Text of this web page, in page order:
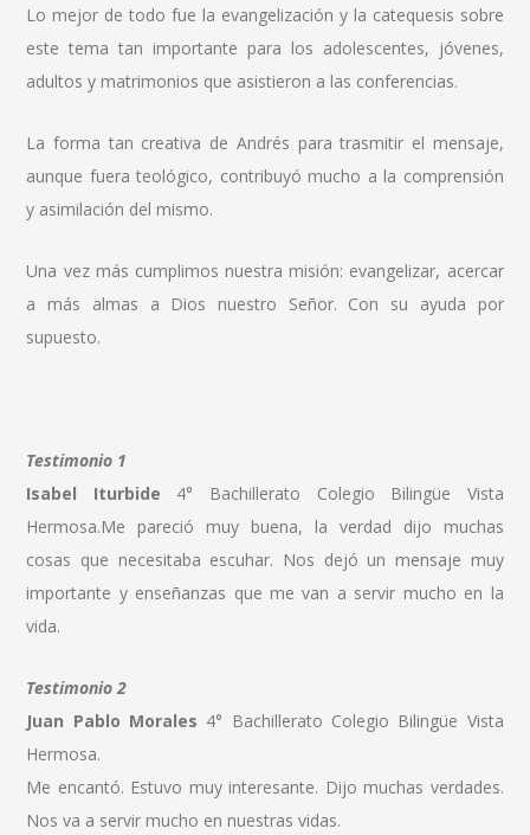
Lo mejor de todo fue la evangelización y la catequesis sobre
este tema tan importante para los adolescentes, jóvenes,
adultos y matrimonios que asistieron a las conferencias.
La forma tan creativa de Andrés para trasmitir el mensaje,
aunque fuera teológico, contribuyó mucho a la comprensión
y asimilación del mismo.
Una vez más cumplimos nuestra misión: evangelizar, acercar
a más almas a Dios nuestro Señor. Con su ayuda por
supuesto.
Testimonio 1
Isabel Iturbide 4° Bachillerato Colegio Bilingüe Vista
Hermosa.Me pareció muy buena, la verdad dijo muchas
cosas que necesitaba escuhar. Nos dejó un mensaje muy
importante y enseñanzas que me van a servir mucho en la
vida.
Testimonio 2
Juan Pablo Morales 4° Bachillerato Colegio Bilingüe Vista
Hermosa.
Me encantó. Estuvo muy interesante. Dijo muchas verdades.
Nos va a servir mucho en nuestras vidas.